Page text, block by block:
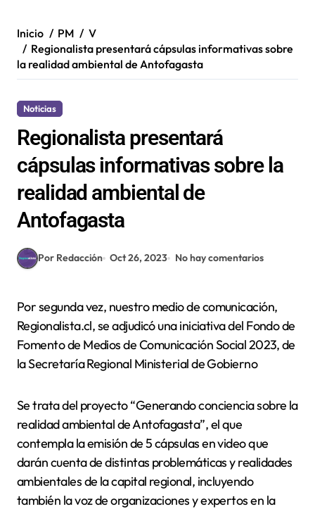
Inicio PM
V
Regionalista presentará cápsulas informativas sobre
la realidad ambiental de Antofagasta
Noticias
Regionalista presentará
cápsulas informativas sobre la
realidad ambiental de
Antofagasta
Por Redacción Oct 26, 2023 No hay comentarios
Por segunda vez, nuestro medio de comunicación,
Regionalista.cl, se adjudicó una iniciativa del Fondo de
Fomento de Medios de Comunicación Social 2023, de
la Secretaría Regional Ministerial de Gobierno
Se trata del proyecto “Generando conciencia sobre la
realidad ambiental de Antofagasta”, el que
contempla la emisión de 5 cápsulas en video que
darán cuenta de distintas problemáticas y realidades
ambientales de la capital regional, incluyendo
también la voz de organizaciones y expertos en la